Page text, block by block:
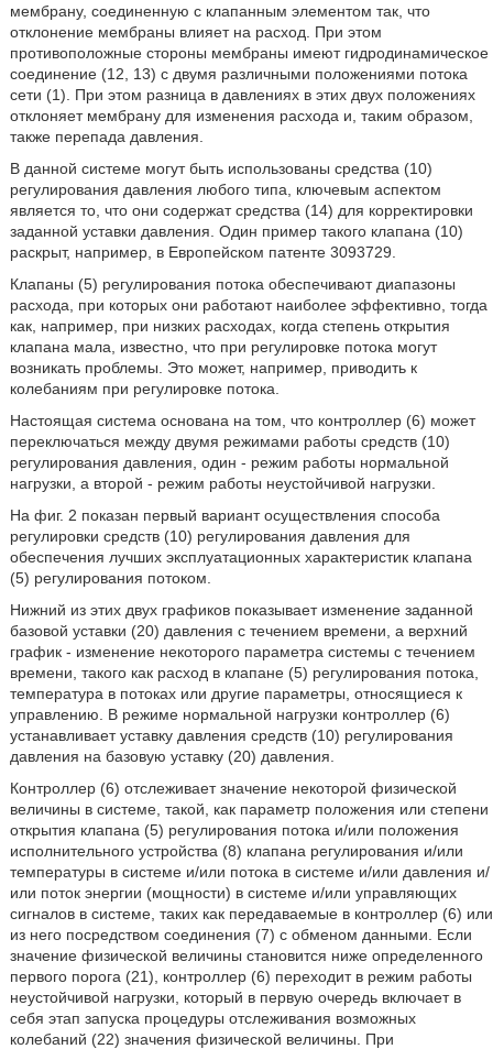
мембрану, соединенную с клапанным элементом так, что
отклонение мембраны влияет на расход. При этом
противоположные стороны мембраны имеют гидродинамическое
соединение (12, 13) с двумя различными положениями потока
сети (1). При этом разница в давлениях в этих двух положениях
отклоняет мембрану для изменения расхода и, таким образом,
также перепада давления.
В данной системе могут быть использованы средства (10)
регулирования давления любого типа, ключевым аспектом
является то, что они содержат средства (14) для корректировки
заданной уставки давления. Один пример такого клапана (10)
раскрыт, например, в Европейском патенте 3093729.
Клапаны (5) регулирования потока обеспечивают диапазоны
расхода, при которых они работают наиболее эффективно, тогда
как, например, при низких расходах, когда степень открытия
клапана мала, известно, что при регулировке потока могут
возникать проблемы. Это может, например, приводить к
колебаниям при регулировке потока.
Настоящая система основана на том, что контроллер (6) может
переключаться между двумя режимами работы средств (10)
регулирования давления, один - режим работы нормальной
нагрузки, а второй - режим работы неустойчивой нагрузки.
На фиг. 2 показан первый вариант осуществления способа
регулировки средств (10) регулирования давления для
обеспечения лучших эксплуатационных характеристик клапана
(5) регулирования потоком.
Нижний из этих двух графиков показывает изменение заданной
базовой уставки (20) давления с течением времени, а верхний
график - изменение некоторого параметра системы с течением
времени, такого как расход в клапане (5) регулирования потока,
температура в потоках или другие параметры, относящиеся к
управлению. В режиме нормальной нагрузки контроллер (6)
устанавливает уставку давления средств (10) регулирования
давления на базовую уставку (20) давления.
Контроллер (6) отслеживает значение некоторой физической
величины в системе, такой, как параметр положения или степени
открытия клапана (5) регулирования потока и/или положения
исполнительного устройства (8) клапана регулирования и/или
температуры в системе и/или потока в системе и/или давления и/
или поток энергии (мощности) в системе и/или управляющих
сигналов в системе, таких как передаваемые в контроллер (6) или
из него посредством соединения (7) с обменом данными. Если
значение физической величины становится ниже определенного
первого порога (21), контроллер (6) переходит в режим работы
неустойчивой нагрузки, который в первую очередь включает в
себя этап запуска процедуры отслеживания возможных
колебаний (22) значения физической величины. При